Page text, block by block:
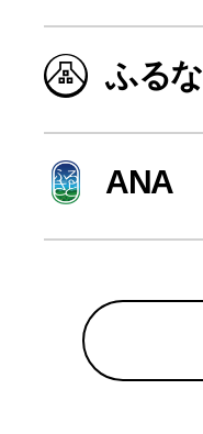
副業
個人
ふる
ANA